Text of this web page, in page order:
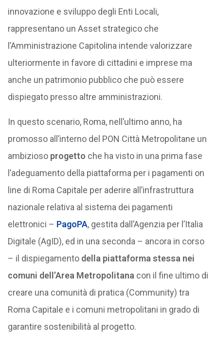
innovazione e sviluppo degli Enti Locali,
rappresentano un Asset strategico che
l’Amministrazione Capitolina intende valorizzare
ulteriormente in favore di cittadini e imprese ma
anche un patrimonio pubblico che può essere
dispiegato presso altre amministrazioni.
In questo scenario, Roma, nell’ultimo anno, ha
promosso all’interno del PON Città Metropolitane un
ambizioso progetto che ha visto in una prima fase
l’adeguamento della piattaforma per i pagamenti on
line di Roma Capitale per aderire all’infrastruttura
nazionale relativa al sistema dei pagamenti
elettronici – PagoPA, gestita dall’Agenzia per l’Italia
Digitale (AgID), ed in una seconda – ancora in corso
– il dispiegamento della piattaforma stessa nei
comuni dell’Area Metropolitana con il fine ultimo di
creare una comunità di pratica (Community) tra
Roma Capitale e i comuni metropolitani in grado di
garantire sostenibilità al progetto.